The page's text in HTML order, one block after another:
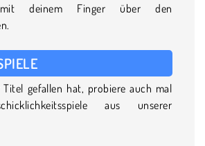
deinem Finger über den
Titel gefallen hat, probiere auch mal
aus unserer